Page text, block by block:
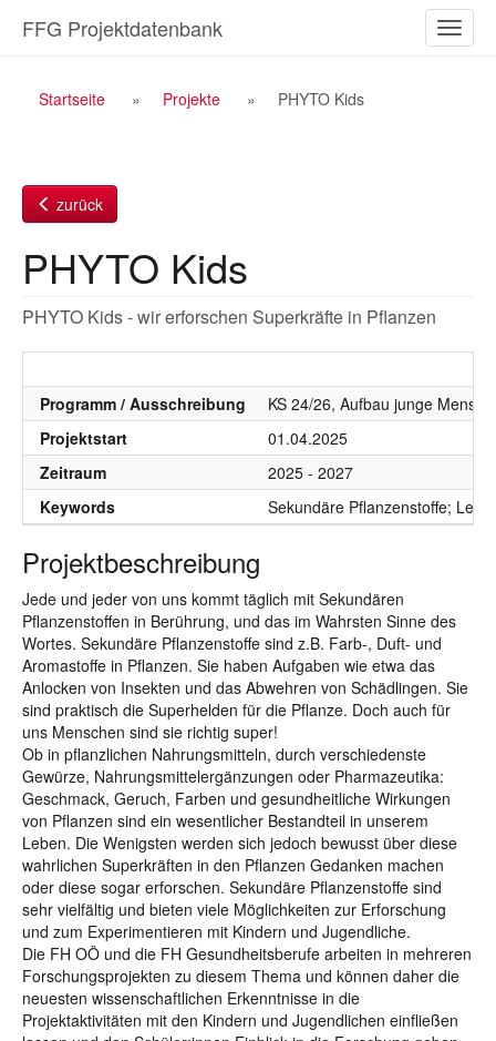
Inhalt
ein-/
FFG Projektdatenbank
Breadcrumb
Startseite Projekte PHYTO Kids
zurück
PHYTO Kids
PHYTO Kids - wir erforschen Superkräfte in Pflanzen
Programm / Ausschreibung
KS 24/26, Aufbau junge
Projektstart
01.04.2025
Zeitraum
2025 - 2027
Keywords
Sekundäre Pflanzenstoffe;
Projektbeschreibung
Jede und jeder von uns kommt täglich mit Sekundären
Pflanzenstoffen in Berührung, und das im Wahrsten Sinne des
Wortes. Sekundäre Pflanzenstoffe sind z.B. Farb-, Duft- und
Aromastoffe in Pflanzen. Sie haben Aufgaben wie etwa das
Anlocken von Insekten und das Abwehren von Schädlingen. Sie
sind praktisch die Superhelden für die Pflanze. Doch auch für
uns Menschen sind sie richtig super!
Ob in pflanzlichen Nahrungsmitteln, durch verschiedenste
Gewürze, Nahrungsmittelergänzungen oder Pharmazeutika:
Geschmack, Geruch, Farben und gesundheitliche Wirkungen
von Pflanzen sind ein wesentlicher Bestandteil in unserem
Leben. Die Wenigsten werden sich jedoch bewusst über diese
wahrlichen Superkräften in den Pflanzen Gedanken machen
oder diese sogar erforschen. Sekundäre Pflanzenstoffe sind
sehr vielfältig und bieten viele Möglichkeiten zur Erforschung
und zum Experimentieren mit Kindern und Jugendliche.
Die FH OÖ und die FH Gesundheitsberufe arbeiten in mehreren
Forschungsprojekten zu diesem Thema und können daher die
neuesten wissenschaftlichen Erkenntnisse in die
Projektaktivitäten mit den Kindern und Jugendlichen einfließen